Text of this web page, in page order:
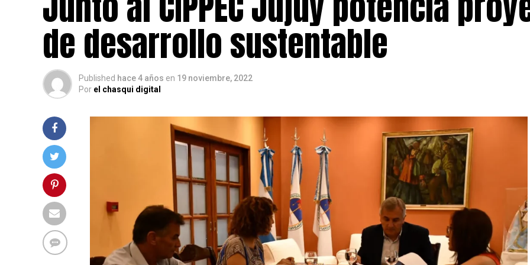
de desarrollo sustentable
Published hace 4 años en 19 noviembre, 2022
Por el chasqui digital